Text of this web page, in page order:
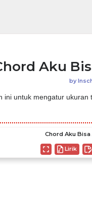
Aku
by
ini untuk mengatur
Chord Aku Bisa
Lirik